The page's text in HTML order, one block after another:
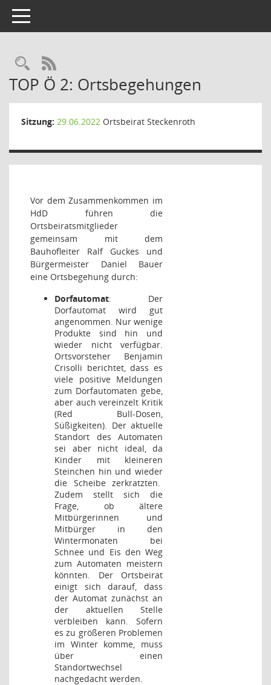
Toggle navigation
Rechercheauswahl
RSS-Feed
TOP Ö 2: Ortsbegehungen
Sitzung: 29.06.2022 Ortsbeirat Steckenroth
Vor dem Zusammenkommen im
HdD führen die
Ortsbeiratsmitglieder
gemeinsam mit dem
Bauhofleiter Ralf Guckes und
Bürgermeister Daniel Bauer
eine Ortsbegehung durch:
Dorfautomat: Der
Dorfautomat wird gut
angenommen. Nur wenige
Produkte sind hin und
wieder nicht verfügbar.
Ortsvorsteher Benjamin
Crisolli berichtet, dass es
viele positive Meldungen
zum Dorfautomaten gebe,
aber auch vereinzelt Kritik
(Red Bull-Dosen,
Süßigkeiten). Der aktuelle
Standort des Automaten
sei aber nicht ideal, da
Kinder mit kleineren
Steinchen hin und wieder
die Scheibe zerkratzten.
Zudem stellt sich die
Frage, ob ältere
Mitbürgerinnen und
Mitbürger in den
Wintermonaten bei
Schnee und Eis den Weg
zum Automaten meistern
könnten. Der Ortsbeirat
einigt sich darauf, dass
der Automat zunächst an
der aktuellen Stelle
verbleiben kann. Sofern
es zu größeren Problemen
im Winter komme, muss
über einen
Standortwechsel
nachgedacht werden.